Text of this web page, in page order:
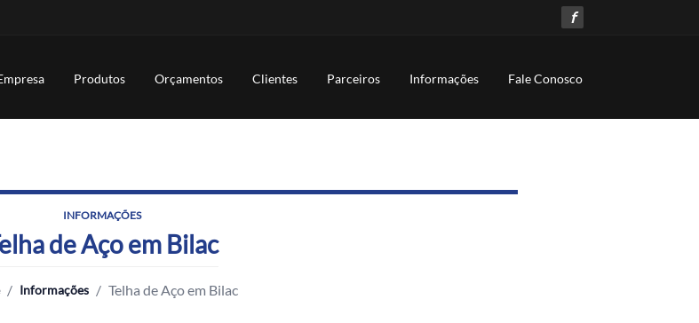
f
Produtos Orçamentos Clientes Parceiros Informações Fale Conosco
INFORMAÇÕES
de Aço em Bilac
/ Informações / Telha de Aço em Bilac